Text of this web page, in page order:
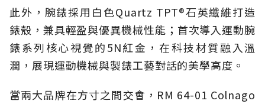
此外，腕錶採用白色Quartz TPT®石英纖維打造
錶殼，兼具輕盈與優異機械性能；首次導入運動腕
錶系列核心視覺的5N紅金，在科技材質融入溫
潤，展現運動機械與製錶工藝對話的美學高度。
當兩大品牌在方寸之間交會，RM 64-01 Colnago